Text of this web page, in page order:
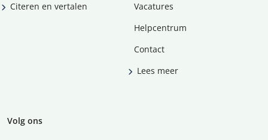
Citeren en vertalen
Vacatures
Helpcentrum
Contact
Lees meer
Volg ons